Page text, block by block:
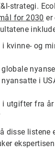
strategi.
for 2030 er
kvinne- og
i
i utgifter fra
disse listene